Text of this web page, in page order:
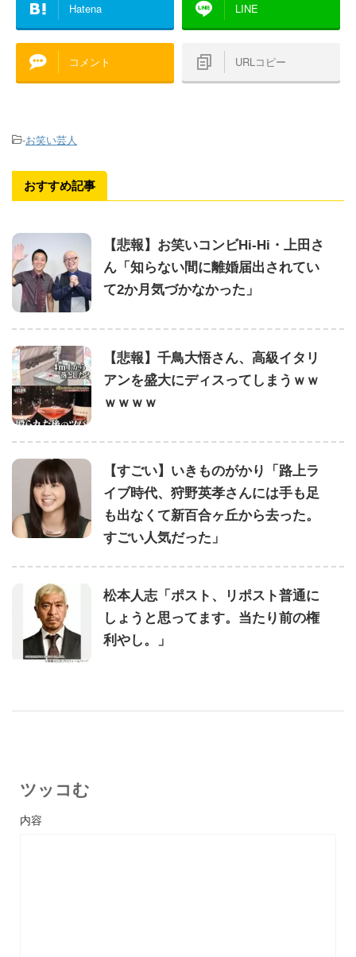
Hatena LINE
コメント URLコピー
-お笑い芸人
おすすめ記事
【悲報】お笑いコンビHi-Hi・上田さ
ん「知らない間に離婚届出されてい
て2か月気づかなかった」
【悲報】千鳥大悟さん、高級イタリ
アンを盛大にディスってしまうｗｗ
ｗｗｗｗ
【すごい】いきものがかり「路上ラ
イブ時代、狩野英孝さんには手も足
も出なくて新百合ヶ丘から去った。
すごい人気だった」
松本人志「ポスト、リポスト普通に
しょうと思ってます。当たり前の権
利やし。」
ツッコむ